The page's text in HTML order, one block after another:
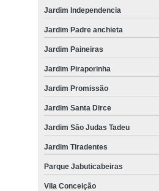
Jardim Independencia
Jardim Padre anchieta
Jardim Paineiras
Jardim Piraporinha
Jardim Promissão
Jardim Santa Dirce
Jardim São Judas Tadeu
Jardim Tiradentes
Parque Jabuticabeiras
Vila Conceição